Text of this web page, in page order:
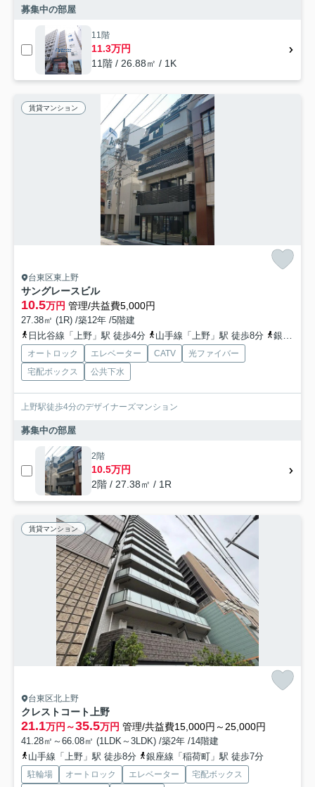
募集中の部屋
11階
11.3万円
11階 / 26.88㎡ / 1K
賃貸マンション
台東区東上野
サングレースビル
10.5万円 管理/共益費5,000円
27.38㎡ (1R) /築12年 /5階建
日比谷線「上野」駅 徒歩4分
山手線「上野」駅 徒歩8分 銀座線「上野」駅 徒歩6分
オートロック エレベーター CATV
光ファイバー
宅配ボックス
公共下水
上野駅徒歩4分のデザイナーズマンション
募集中の部屋
2階
10.5万円
2階 / 27.38㎡ / 1R
賃貸マンション
台東区北上野
クレストコート上野
21.1万円～35.5万円 管理/共益費15,000円～25,000円
41.28㎡～66.08㎡ (1LDK～3LDK) /築2年 /14階建
山手線「上野」駅 徒歩8分
銀座線「稲荷町」駅 徒歩7分
駐輪場 オートロック エレベーター
宅配ボックス